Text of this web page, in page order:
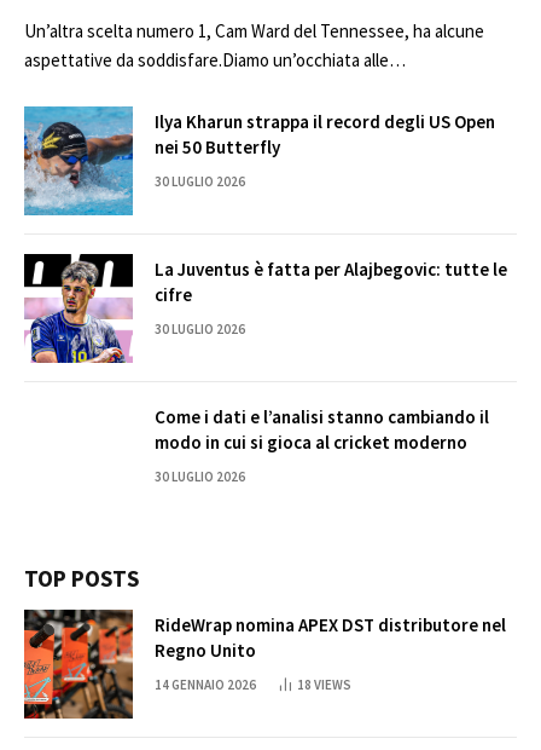
Un’altra scelta numero 1, Cam Ward del Tennessee, ha alcune
aspettative da soddisfare.Diamo un’occhiata alle…
Ilya Kharun strappa il record degli US Open
nei 50 Butterfly
30 LUGLIO 2026
La Juventus è fatta per Alajbegovic: tutte le
cifre
30 LUGLIO 2026
Come i dati e l’analisi stanno cambiando il
modo in cui si gioca al cricket moderno
30 LUGLIO 2026
TOP POSTS
RideWrap nomina APEX DST distributore nel
Regno Unito
14 GENNAIO 2026 18 VIEWS